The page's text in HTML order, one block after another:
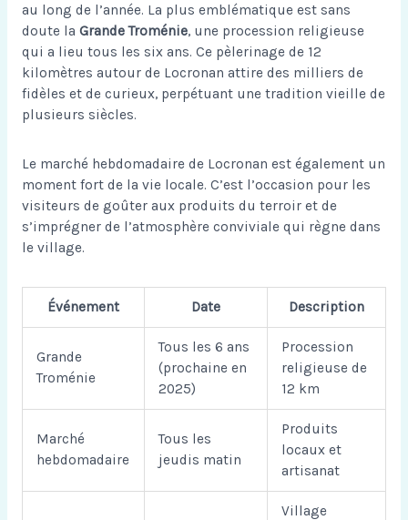
au long de l’année. La plus emblématique est sans
doute la Grande Troménie, une procession religieuse
qui a lieu tous les six ans. Ce pèlerinage de 12
kilomètres autour de Locronan attire des milliers de
fidèles et de curieux, perpétuant une tradition vieille de
plusieurs siècles.
Le marché hebdomadaire de Locronan est également un
moment fort de la vie locale. C’est l’occasion pour les
visiteurs de goûter aux produits du terroir et de
s’imprégner de l’atmosphère conviviale qui règne dans
le village.
Événement Date Description
Grande
Troménie
Tous les 6 ans
(prochaine en
2025)
Procession
religieuse de
12 km
Marché
hebdomadaire
Tous les
jeudis matin
Produits
locaux et
artisanat
Village